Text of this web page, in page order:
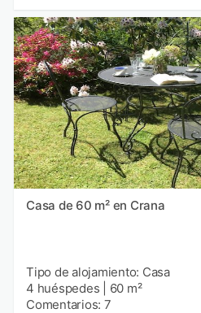
Casa de 60 m² en Crana
Tipo de alojamiento: Casa
4 huéspedes
60 m²
Comentarios: 7